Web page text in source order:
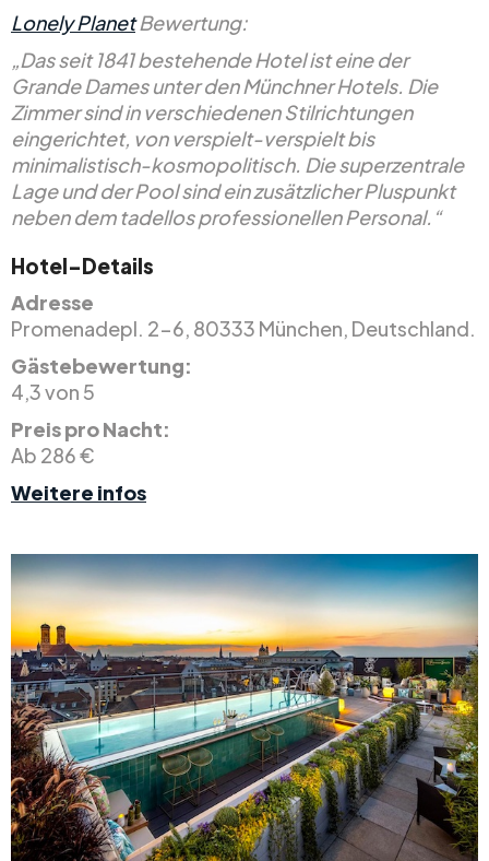
Lonely PlanetBewertung:
„Das seit 1841 bestehende Hotel ist eine der
Grande Dames unter den Münchner Hotels. Die
Zimmer sind in verschiedenen Stilrichtungen
eingerichtet, von verspielt-verspielt bis
minimalistisch-kosmopolitisch. Die superzentrale
Lage und der Pool sind ein zusätzlicher Pluspunkt
neben dem tadellos professionellen Personal.“
Hotel-Details
Adresse
Promenadepl. 2-6, 80333 München, Deutschland.
Gästebewertung:
4,3 von 5
Preis pro Nacht:
Ab 286 €
Weitere infos